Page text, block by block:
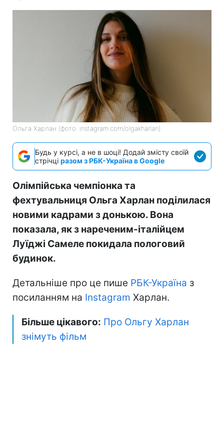
Ольга Харлан (фото: instagram.com/olgakharlan)
Будь у курсі, а не в шоці! Додай змісту своїй
стрічці разом з РБК-Україна в Google
Олімпійська чемпіонка та
фехтувальниця Ольга Харлан поділилася
новими кадрами з донькою. Вона
показала, як з нареченим-італійцем
Луїджі Самеле покидала пологовий
будинок.
Детальніше про це пише РБК-Україна з
посиланням на Instagram Харлан.
Більше цікавого: Про Ольгу Харлан
знімуть фільм